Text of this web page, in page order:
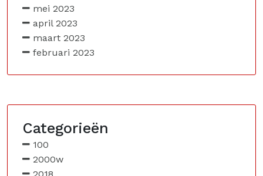
mei 2023
april 2023
maart 2023
februari 2023
Categorieën
100
2000w